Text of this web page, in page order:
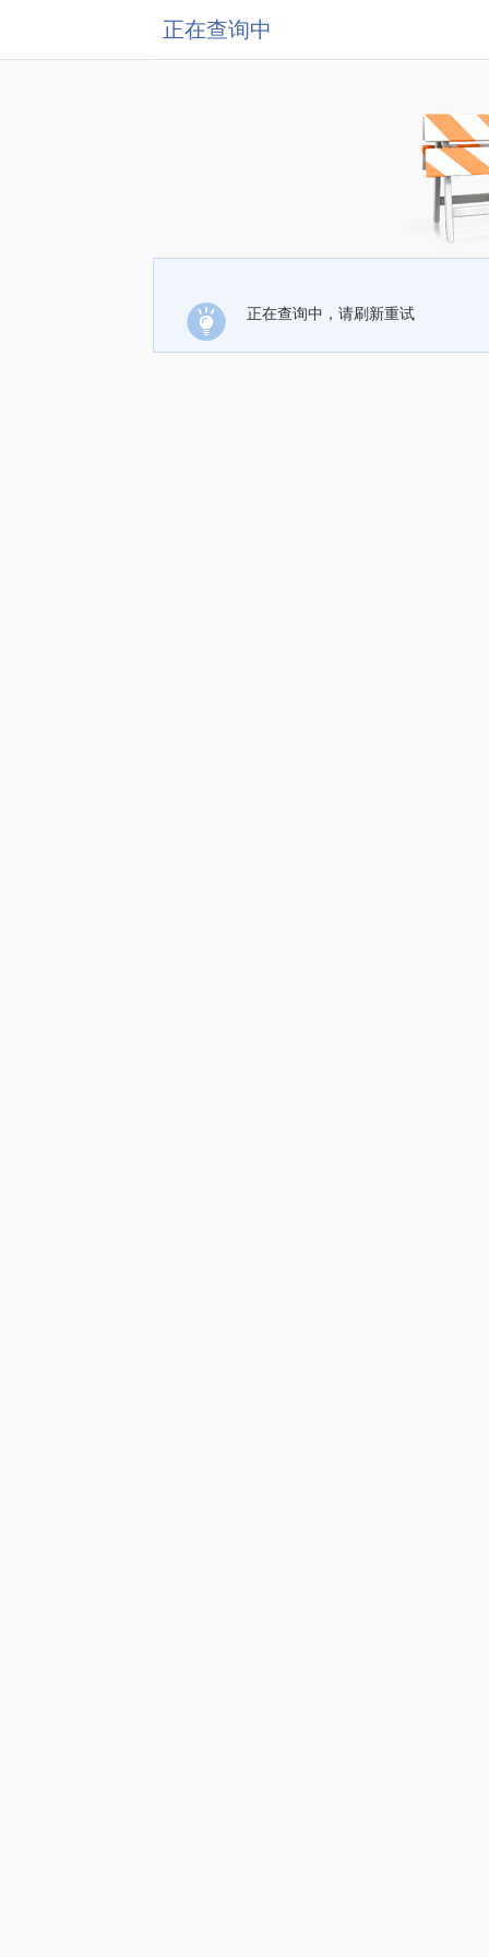
正在查询中
正在查询中，请刷新重试